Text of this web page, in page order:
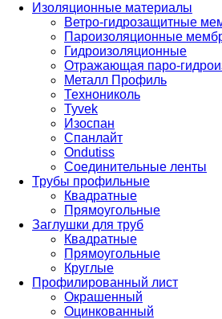
Изоляционные материалы
Ветро-гидрозащитные
Пароизоляционные
Гидроизоляционные
Отражающая паро-
Металл Профиль
Технониколь
Tyvek
Изоспан
Спанлайт
Ondutiss
Соединительные ленты
Трубы профильные
Квадратные
Прямоугольные
Заглушки для труб
Квадратные
Прямоугольные
Круглые
Профилированный лист
Окрашенный
Оцинкованный